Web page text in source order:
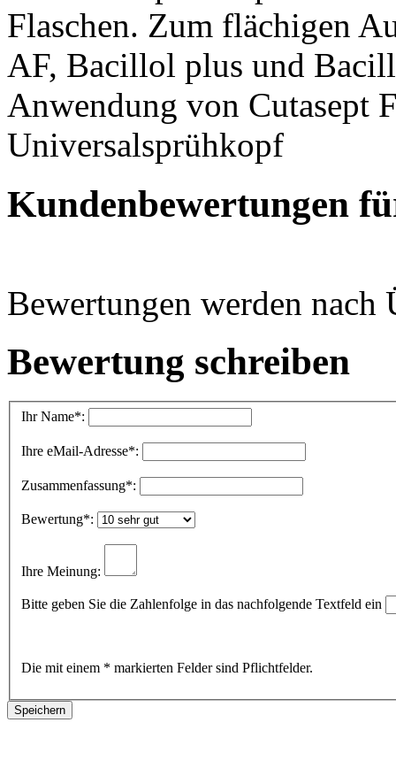
Flaschen. Zum flächigen
AF, Bacillol plus und
Anwendung von Cutasept
Universalsprühkopf
Kundenbewertungen
Bewertungen werden
Bewertung schreiben
Ihr Name*:
Ihre eMail-Adresse*:
Zusammenfassung*:
Bewertung*:
Ihre Meinung:
Bitte geben Sie die Zahlenfolge in das nachfolgende Textfeld ein
Die mit einem * markierten Felder sind Pflichtfelder.